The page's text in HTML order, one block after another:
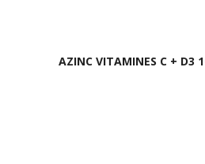
AZINC VITAMINES C + D3